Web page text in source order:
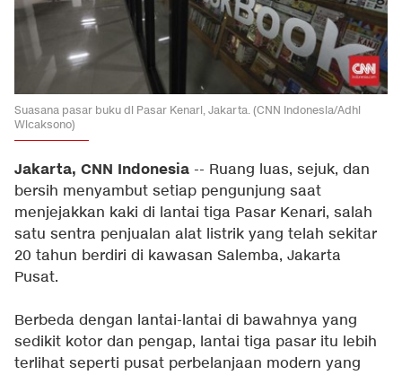
Suasana pasar buku di Pasar Kenari, Jakarta. (CNN Indonesia/Adhi
Wicaksono)
Jakarta, CNN Indonesia -- Ruang luas, sejuk, dan
bersih menyambut setiap pengunjung saat
menjejakkan kaki di lantai tiga Pasar Kenari, salah
satu sentra penjualan alat listrik yang telah sekitar
20 tahun berdiri di kawasan Salemba, Jakarta
Pusat.
Berbeda dengan lantai-lantai di bawahnya yang
sedikit kotor dan pengap, lantai tiga pasar itu lebih
terlihat seperti pusat perbelanjaan modern yang